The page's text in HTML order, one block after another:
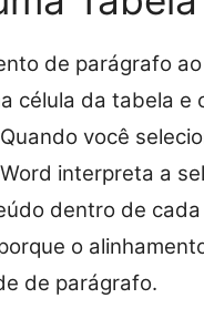
de parágrafo
célula da tabela e
você
interpreta a
dentro de cada
o
de parágrafo.